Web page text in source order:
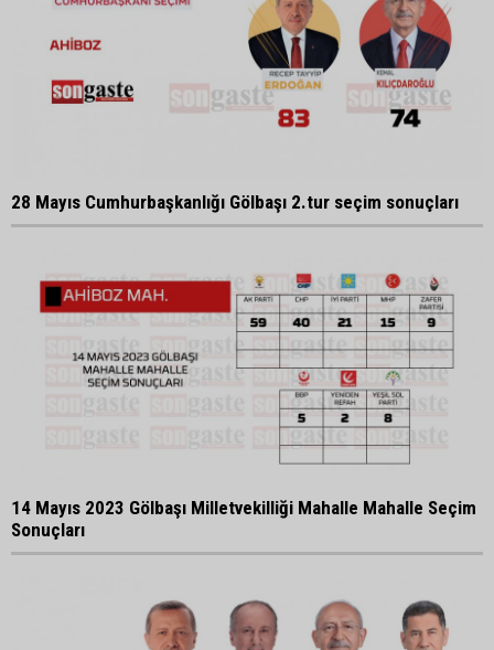
28 Mayıs Cumhurbaşkanlığı Gölbaşı 2.tur seçim sonuçları
14 Mayıs 2023 Gölbaşı Milletvekilliği Mahalle Mahalle Seçim
Sonuçları